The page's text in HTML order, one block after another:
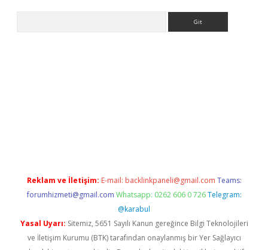
Reklam ve İletişim: E-mail: backlinkpaneli@gmail.com Teams:
forumhizmeti@gmail.com Whatsapp: 0262 606 0 726 Telegram:
@karabul
Yasal Uyarı: Sitemiz, 5651 Sayılı Kanun gereğince Bilgi Teknolojileri
ve İletişim Kurumu (BTK) tarafından onaylanmış bir Yer Sağlayıcı